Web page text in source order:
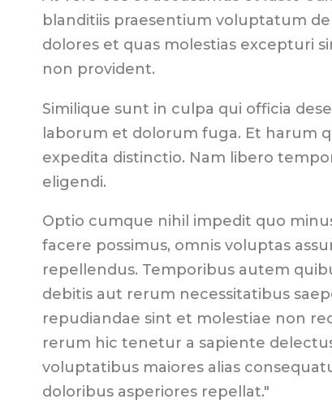
blanditiis praesentium voluptatum
dolores et quas molestias excepturi
non provident.
Similique sunt in culpa qui officia
laborum et dolorum fuga. Et harum
expedita distinctio. Nam libero
eligendi.
Optio cumque nihil impedit quo
facere possimus, omnis voluptas
repellendus. Temporibus autem
debitis aut rerum necessitatibus
repudiandae sint et molestiae non
rerum hic tenetur a sapiente
voluptatibus maiores alias
doloribus asperiores repellat."